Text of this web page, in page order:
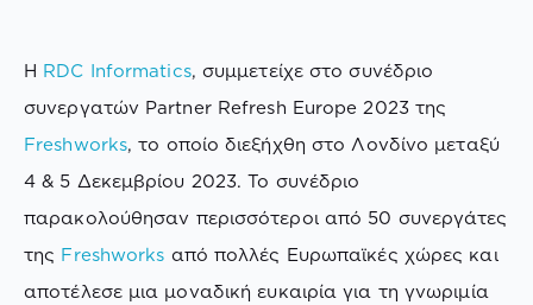
H RDC Informatics, συμμετείχε στο συνέδριο
συνεργατών Partner Refresh Europe 2023 της
Freshworks, το οποίο διεξήχθη στο Λονδίνο μεταξύ
4 & 5 Δεκεμβρίου 2023. Το συνέδριο
παρακολούθησαν περισσότεροι από 50 συνεργάτες
της Freshworks από πολλές Ευρωπαϊκές χώρες και
αποτέλεσε μια μοναδική ευκαιρία για τη γνωριμία